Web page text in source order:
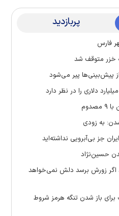
پربازدید
خزر متوقف شد
پیش‌بینی‌ها پیر می‌شود
به زودی
جز بی‌آبرویی نداشته‌اید
حسین‌نژاد
اگر زورش برسد دلش نمی‌خواهد
برای باز شدن تنگه هرمز شروط